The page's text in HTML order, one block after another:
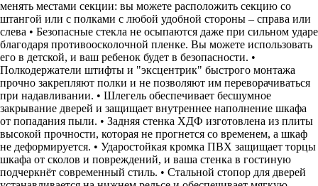
менять местами секции: вы можете расположить секцию со
штангой или с полками с любой удобной стороны – справа или
слева • Безопасные стекла не осыпаются даже при сильном ударе
благодаря противоосколочной пленке. Вы можете использовать
его в детской, и ваш ребенок будет в безопасности. •
Полкодержатели штифты и "эксцентрик" быстрого монтажа
прочно закрепляют полки и не позволяют им переворачиваться
при надавливании. • Шлегель обеспечивает бесшумное
закрывание дверей и защищает внутреннее наполнение шкафа
от попадания пыли. • Задняя стенка ХДФ изготовлена из плиты
высокой прочности, которая не прогнется со временем, а шкаф
не деформируется. • Ударостойкая кромка ПВХ защищает торцы
шкафа от сколов и повреждений, и ваша стенка в гостиную
подчеркнёт современный стиль. • Стальной стопор для дверей